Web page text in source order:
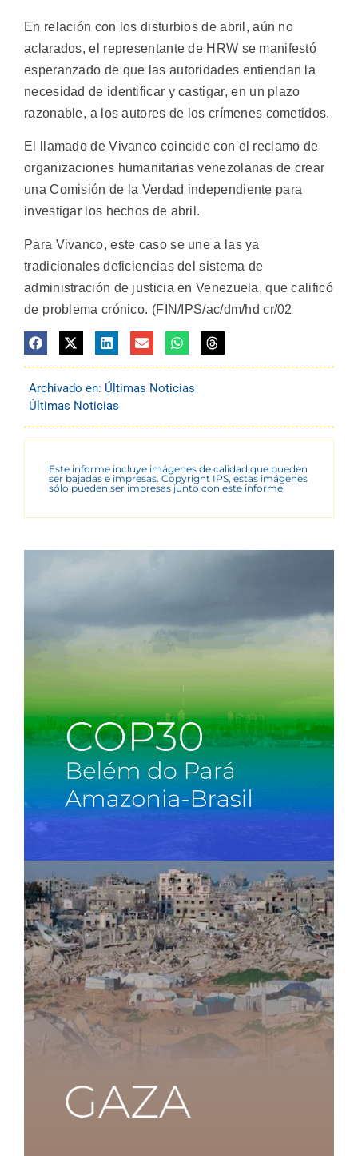
En relación con los disturbios de abril, aún no
aclarados, el representante de HRW se manifestó
esperanzado de que las autoridades entiendan la
necesidad de identificar y castigar, en un plazo
razonable, a los autores de los crímenes cometidos.
El llamado de Vivanco coincide con el reclamo de
organizaciones humanitarias venezolanas de crear
una Comisión de la Verdad independiente para
investigar los hechos de abril.
Para Vivanco, este caso se une a las ya
tradicionales deficiencias del sistema de
administración de justicia en Venezuela, que calificó
de problema crónico. (FIN/IPS/ac/dm/hd cr/02
Archivado en: Últimas Noticias
Últimas Noticias
Este informe incluye imágenes de calidad que pueden
ser bajadas e impresas. Copyright IPS, estas imágenes
sólo pueden ser impresas junto con este informe